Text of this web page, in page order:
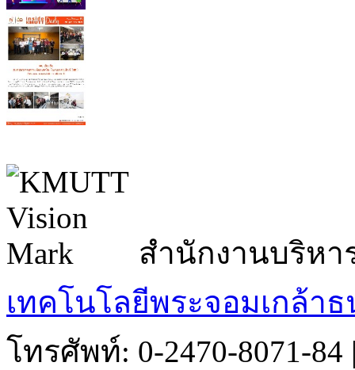
สำนักงานบริห
เทคโนโลยีพระจอมเกล้า
โทรศัพท์: 0-2470-8071-84